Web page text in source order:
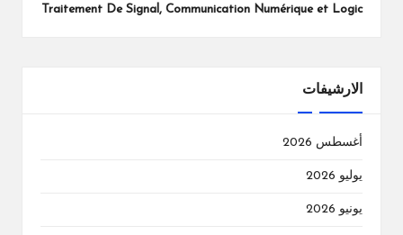
Traitement De Signal, Communication Numérique et Logic
الارشيفات
أغسطس 2026
يوليو 2026
يونيو 2026